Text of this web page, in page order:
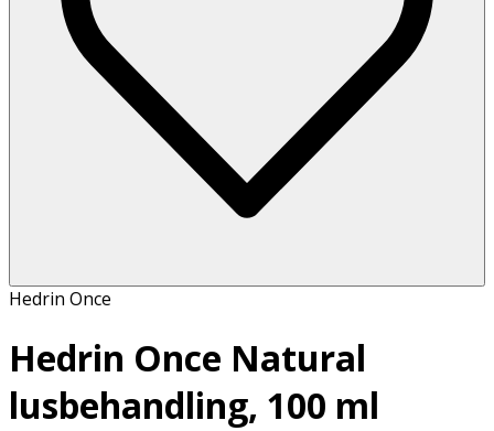
Hedrin Once
Hedrin Once Natural
lusbehandling, 100 ml